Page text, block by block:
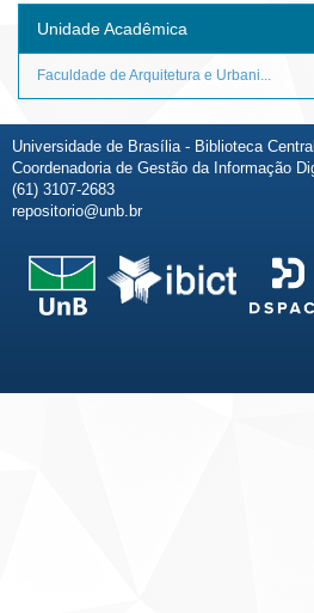
Unidade Acadêmica
Faculdade de Arquitetura e Urbani...
Universidade de Brasília - Biblioteca Central
Coordenadoria de Gestão da Informação
(61) 3107-2683
repositorio@unb.br